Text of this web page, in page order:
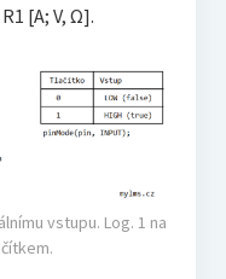
[A; V, Ω].
vstupu. Log. 1 na